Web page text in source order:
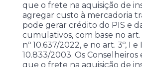
que o frete na aquisição de
agregar custo à mercadoria
pode gerar crédito do PIS e
cumulativos, com base no art.
nº 10.637/2022, e no art. 3º, I e
10.833/2003. Os Conselheiros
que o frete na aquisição de